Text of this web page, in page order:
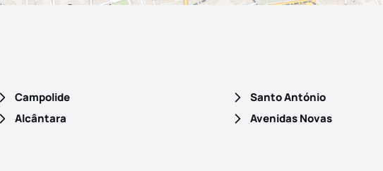
Campolide
Santo António
Alcântara Avenidas Novas